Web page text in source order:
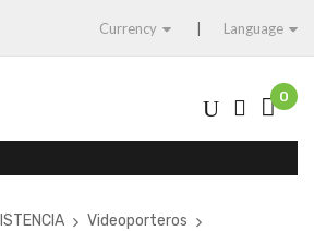
Currency Language
0
Videoporteros